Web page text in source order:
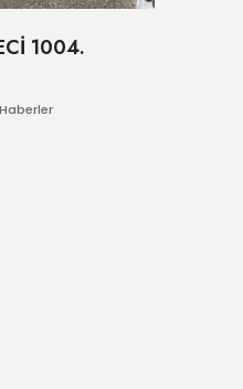
1004.
Haberler